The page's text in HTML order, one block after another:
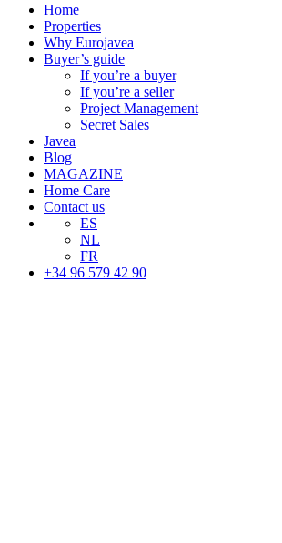
Home
Properties
Why Eurojavea
Buyer’s guide
If you’re a buyer
If you’re a seller
Project Management
Secret Sales
Javea
Blog
MAGAZINE
Home Care
Contact us
ES
NL
FR
+34 96 579 42 90